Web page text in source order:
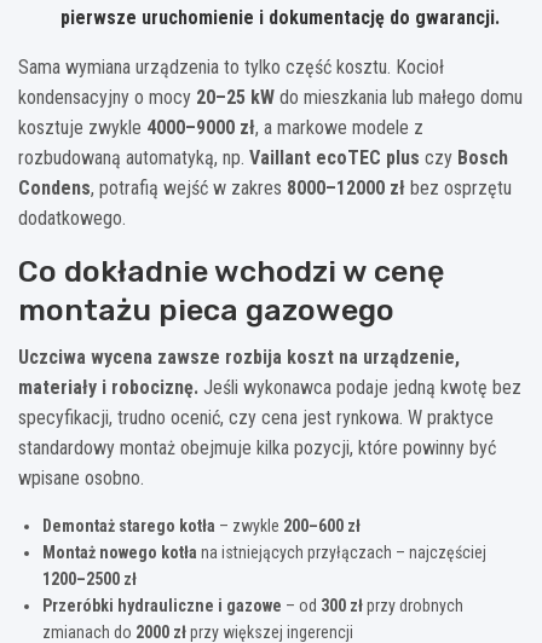
pierwsze uruchomienie i dokumentację do gwarancji.
Sama wymiana urządzenia to tylko część kosztu. Kocioł
kondensacyjny o mocy 20–25 kW do mieszkania lub małego domu
kosztuje zwykle 4000–9000 zł, a markowe modele z
rozbudowaną automatyką, np. Vaillant ecoTEC plus czy Bosch
Condens, potrafią wejść w zakres 8000–12000 zł bez osprzętu
dodatkowego.
Co dokładnie wchodzi w cenę
montażu pieca gazowego
Uczciwa wycena zawsze rozbija koszt na urządzenie,
materiały i robociznę. Jeśli wykonawca podaje jedną kwotę bez
specyfikacji, trudno ocenić, czy cena jest rynkowa. W praktyce
standardowy montaż obejmuje kilka pozycji, które powinny być
wpisane osobno.
Demontaż starego kotła – zwykle 200–600 zł
Montaż nowego kotła na istniejących przyłączach – najczęściej
1200–2500 zł
Przeróbki hydrauliczne i gazowe – od 300 złprzy drobnych
zmianach do 2000 złprzy większej ingerencji